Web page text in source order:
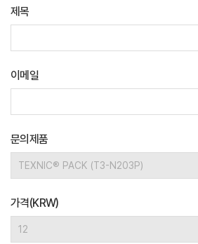
제목
이메일
문의제품
가격(KRW)